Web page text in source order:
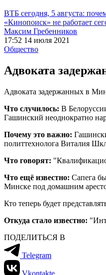
ВТБ сегодня, 5 августа:
«Кинопоиск» не работает
Максим Гребенников
17:52 14 июля 2021
Общество
Адвоката
Адвоката задержанных в
Что случилось: В
Гашинский неоднократно
Почему это важно:
политтехнолога Виталия
Что говорят:
Что ещё известно: Сапега
Минске под домашним
Кто теперь будет
Откуда стало известно:
ПОДЕЛИТЬСЯ В
Telegram
Vkontakte